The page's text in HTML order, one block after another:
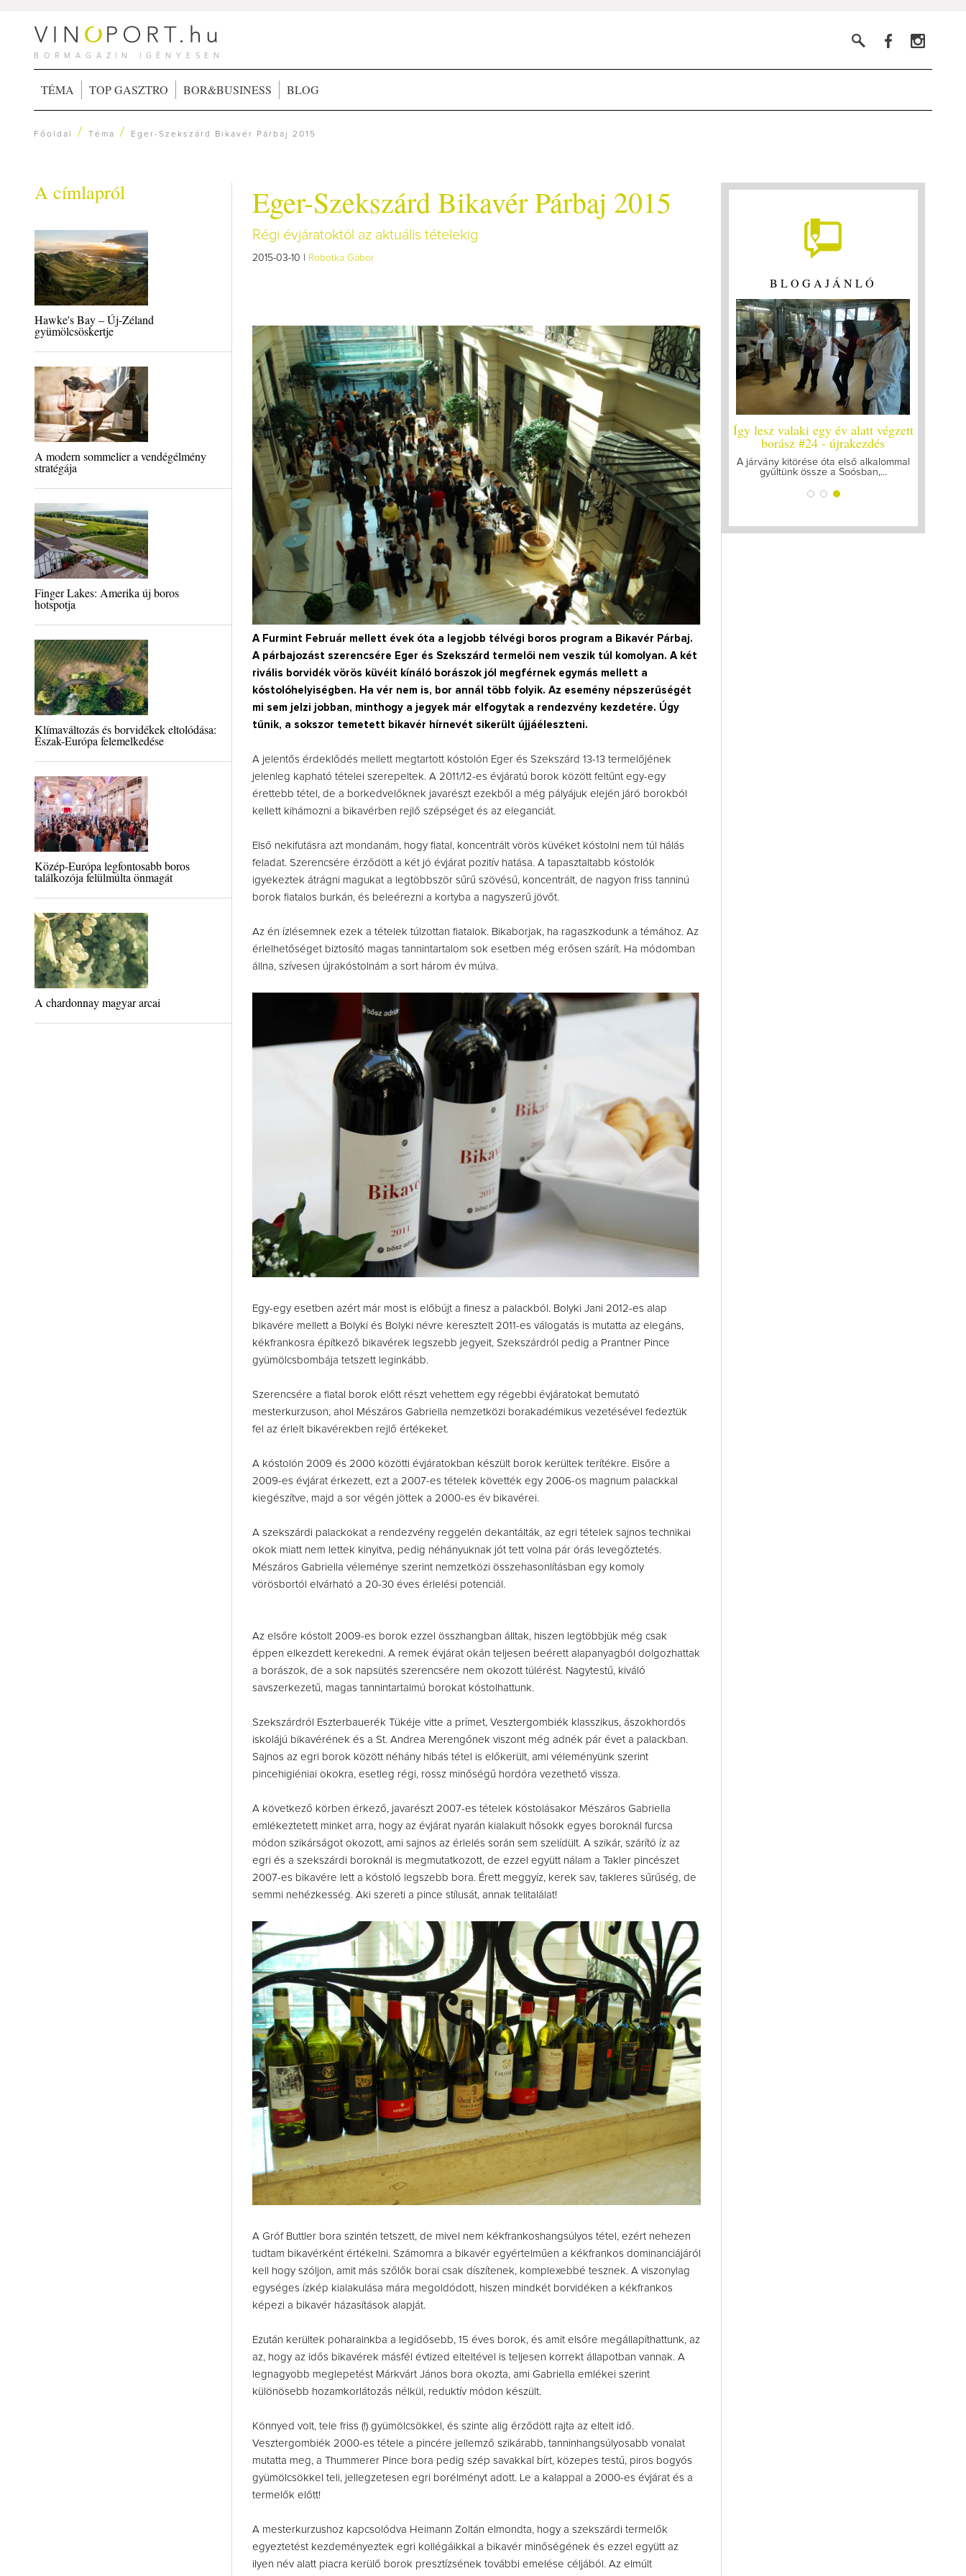
BORMAGAZIN IGÉNYESEN
TÉMA TOP GASZTRO BOR&BUSINESS BLOG
Főoldal /Téma / Eger-Szekszárd Bikavér Párbaj 2015
A címlapról
Hawke's Bay – Új-Zéland
gyümölcsöskertje
A modern sommelier a vendégélmény
stratégája
Finger Lakes: Amerika új boros
hotspotja
Klímaváltozás és borvidékek eltolódása:
Észak-Európa felemelkedése
Közép-Európa legfontosabb boros
találkozója felülmúlta önmagát
A chardonnay magyar arcai
Eger-Szekszárd Bikavér Párbaj 2015
Régi évjáratoktól az aktuális tételekig
2015-03-10 | Robotka Gábor
A Furmint Február mellett évek óta a legjobb télvégi boros program a Bikavér Párbaj.
A párbajozást szerencsére Eger és Szekszárd termelői nem veszik túl komolyan. A két
rivális borvidék vörös küvéit kínáló borászok jól megférnek egymás mellett a
kóstolóhelyiségben. Ha vér nem is, bor annál több folyik. Az esemény népszerűségét
mi sem jelzi jobban, minthogy a jegyek már elfogytak a rendezvény kezdetére. Úgy
tűnik, a sokszor temetett bikavér hírnevét sikerült újjáéleszteni.
A jelentős érdeklődés mellett megtartott kóstolón Eger és Szekszárd 13-13 termelőjének
jelenleg kapható tételei szerepeltek. A 2011/12-es évjáratú borok között feltűnt egy-egy
érettebb tétel, de a borkedvelőknek javarészt ezekből a még pályájuk elején járó borokból
kellett kihámozni a bikavérben rejlő szépséget és az eleganciát.
Első nekifutásra azt mondanám, hogy fiatal, koncentrált vörös küvéket kóstolni nem túl hálás
feladat. Szerencsére érződött a két jó évjárat pozitív hatása. A tapasztaltabb kóstolók
igyekeztek átrágni magukat a legtöbbször sűrű szövésű, koncentrált, de nagyon friss tanninú
borok fiatalos burkán, és beleérezni a kortyba a nagyszerű jövőt.
Az én ízlésemnek ezek a tételek túlzottan fiatalok. Bikaborjak, ha ragaszkodunk a témához. Az
érlelhetőséget biztosító magas tannintartalom sok esetben még erősen szárít. Ha módomban
állna, szívesen újrakóstolnám a sort három év múlva.
Egy-egy esetben azért már most is előbújt a finesz a palackból. Bolyki Jani 2012-es alap
bikavére mellett a Bolyki és Bolyki névre keresztelt 2011-es válogatás is mutatta az elegáns,
kékfrankosra építkező bikavérek legszebb jegyeit, Szekszárdról pedig a Prantner Pince
gyümölcsbombája tetszett leginkább.
Szerencsére a fiatal borok előtt részt vehettem egy régebbi évjáratokat bemutató
mesterkurzuson, ahol Mészáros Gabriella nemzetközi borakadémikus vezetésével fedeztük
fel az érlelt bikavérekben rejlő értékeket.
A kóstolón 2009 és 2000 közötti évjáratokban készült borok kerültek terítékre. Elsőre a
2009-es évjárat érkezett, ezt a 2007-es tételek követték egy 2006-os magnum palackkal
kiegészítve, majd a sor végén jöttek a 2000-es év bikavérei.
A szekszárdi palackokat a rendezvény reggelén dekantálták, az egri tételek sajnos technikai
okok miatt nem lettek kinyitva, pedig néhányuknak jót tett volna pár órás levegőztetés.
Mészáros Gabriella véleménye szerint nemzetközi összehasonlításban egy komoly
vörösbortól elvárható a 20-30 éves érlelési potenciál.
Az elsőre kóstolt 2009-es borok ezzel összhangban álltak, hiszen legtöbbjük még csak
éppen elkezdett kerekedni. A remek évjárat okán teljesen beérett alapanyagból dolgozhattak
a borászok, de a sok napsütés szerencsére nem okozott túlérést. Nagytestű, kiváló
savszerkezetű, magas tannintartalmú borokat kóstolhattunk.
Szekszárdról Eszterbauerék Tükéje vitte a prímet, Vesztergombiék klasszikus, ászokhordós
iskolájú bikavérének és a St. Andrea Merengőnek viszont még adnék pár évet a palackban.
Sajnos az egri borok között néhány hibás tétel is előkerült, ami véleményünk szerint
pincehigiéniai okokra, esetleg régi, rossz minőségű hordóra vezethető vissza.
A következő körben érkező, javarészt 2007-es tételek kóstolásakor Mészáros Gabriella
emlékeztetett minket arra, hogy az évjárat nyarán kialakult hősokk egyes boroknál furcsa
módon szikárságot okozott, ami sajnos az érlelés során sem szelídült. A szikár, szárító íz az
egri és a szekszárdi boroknál is megmutatkozott, de ezzel együtt nálam a Takler pincészet
2007-es bikavére lett a kóstoló legszebb bora. Érett meggyíz, kerek sav, takleres sűrűség, de
semmi nehézkesség. Aki szereti a pince stílusát, annak telitalálat!
A Gróf Buttler bora szintén tetszett, de mivel nem kékfrankoshangsúlyos tétel, ezért nehezen
tudtam bikavérként értékelni. Számomra a bikavér egyértelműen a kékfrankos dominanciájáról
kell hogy szóljon, amit más szőlők borai csak díszítenek, komplexebbé tesznek. A viszonylag
egységes ízkép kialakulása mára megoldódott, hiszen mindkét borvidéken a kékfrankos
képezi a bikavér házasítások alapját.
Ezután kerültek poharainkba a legidősebb, 15 éves borok, és amit elsőre megállapíthattunk, az
az, hogy az idős bikavérek másfél évtized elteltével is teljesen korrekt állapotban vannak. A
legnagyobb meglepetést Márkvárt János bora okozta, ami Gabriella emlékei szerint
különösebb hozamkorlátozás nélkül, reduktív módon készült.
Könnyed volt, tele friss (!) gyümölcsökkel, és szinte alig érződött rajta az eltelt idő.
Vesztergombiék 2000-es tétele a pincére jellemző szikárabb, tanninhangsúlyosabb vonalat
mutatta meg, a Thummerer Pince bora pedig szép savakkal bírt, közepes testű, piros bogyós
gyümölcsökkel teli, jellegzetesen egri borélményt adott. Le a kalappal a 2000-es évjárat és a
termelők előtt!
A mesterkurzushoz kapcsolódva Heimann Zoltán elmondta, hogy a szekszárdi termelők
egyeztetést kezdeményeztek egri kollégáikkal a bikavér minőségének és ezzel együtt az
ilyen név alatt piacra kerülő borok presztízsének további emelése céljából. Az elmúlt
BLOGAJÁNLÓ
Így lesz valaki egy év alatt végzett
borász #26 - tényleg a legutolsó
poszt
Az extra ráadás fotók mellett a legjobb
pillanatokat válogattam össze...
Így lesz valaki egy év alatt végzett
borász #25
Megírtuk a modulzáró vizsgákat, már
lázasan készülünk az utolsó...
Így lesz valaki egy év alatt végzett
borász #24 - újrakezdés
A járvány kitörése óta első alkalommal
gyűltünk össze a Soósban,...